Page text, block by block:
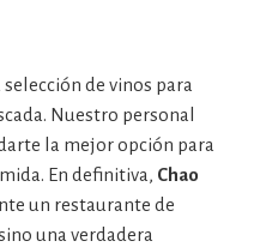
de vinos para
Nuestro personal
la mejor opción para
En definitiva, Chao
un restaurante de
una verdadera